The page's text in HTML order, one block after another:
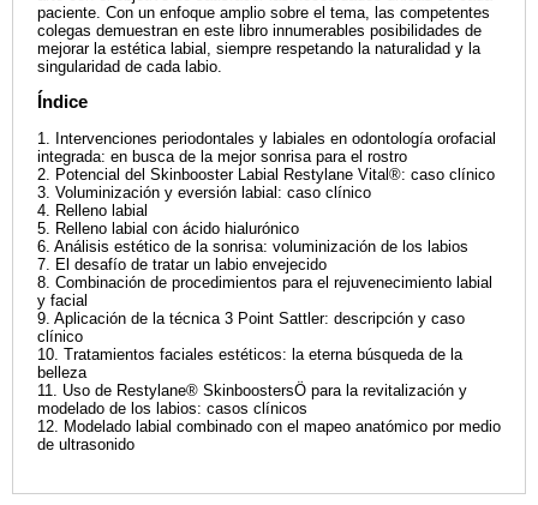
paciente. Con un enfoque amplio sobre el tema, las competentes
colegas demuestran en este libro innumerables posibilidades de
mejorar la estética labial, siempre respetando la naturalidad y la
singularidad de cada labio.
Índice
1. Intervenciones periodontales y labiales en odontología orofacial
integrada: en busca de la mejor sonrisa para el rostro
2. Potencial del Skinbooster Labial Restylane Vital®: caso clínico
3. Voluminización y eversión labial: caso clínico
4. Relleno labial
5. Relleno labial con ácido hialurónico
6. Análisis estético de la sonrisa: voluminización de los labios
7. El desafío de tratar un labio envejecido
8. Combinación de procedimientos para el rejuvenecimiento labial
y facial
9. Aplicación de la técnica 3 Point Sattler: descripción y caso
clínico
10. Tratamientos faciales estéticos: la eterna búsqueda de la
belleza
11. Uso de Restylane® SkinboostersÖ para la revitalización y
modelado de los labios: casos clínicos
12. Modelado labial combinado con el mapeo anatómico por medio
de ultrasonido